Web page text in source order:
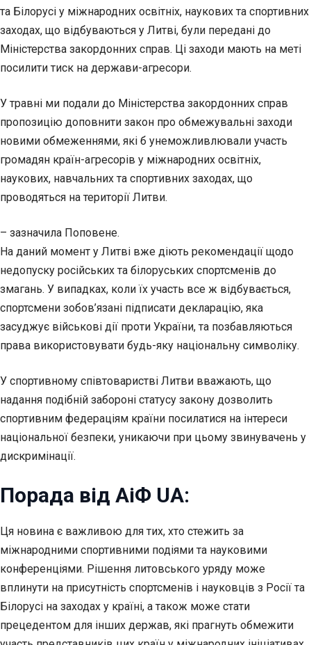
та Білорусі у міжнародних освітніх, наукових та спортивних
заходах, що відбуваються у Литві, були передані до
Міністерства закордонних справ. Ці заходи мають на меті
посилити тиск на держави-агресори.
У травні ми подали до Міністерства закордонних справ
пропозицію доповнити закон про обмежувальні заходи
новими обмеженнями, які б унеможливлювали участь
громадян країн-агресорів у міжнародних освітніх,
наукових, навчальних та спортивних заходах, що
проводяться на території Литви.
– зазначила Поповене.
На даний момент у Литві вже діють рекомендації щодо
недопуску російських та білоруських спортсменів до
змагань. У випадках, коли їх участь все ж відбувається,
спортсмени зобов’язані підписати декларацію, яка
засуджує військові дії проти України, та позбавляються
права використовувати будь-яку національну символіку.
У спортивному співтоваристві Литви вважають, що
надання подібній забороні статусу закону дозволить
спортивним федераціям країни посилатися на інтереси
національної безпеки, уникаючи при цьому звинувачень у
дискримінації.
Порада від АіФ UA:
Ця новина є важливою для тих, хто стежить за
міжнародними спортивними подіями та науковими
конференціями. Рішення литовського уряду може
вплинути на присутність спортсменів і науковців з Росії та
Білорусі на заходах у країні, а також може стати
прецедентом для інших держав, які прагнуть обмежити